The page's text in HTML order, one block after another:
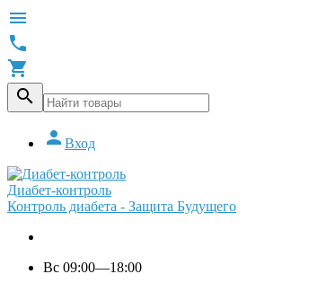




 Вход
Диабет-контроль
Контроль диабета - Защита Будущего
Вс 09:00—18:00